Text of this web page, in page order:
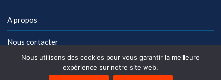
A propos
Nous contacter
Nous utilisons des cookies pour vous garantir la meilleure
expérience sur notre site web.